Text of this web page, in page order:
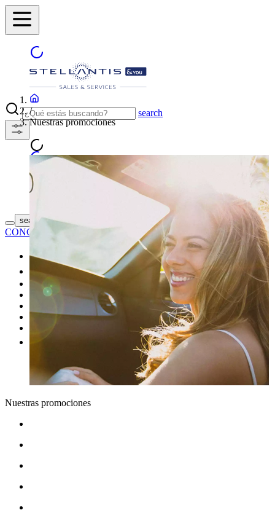
search
search button - icon
ENCUENTRA TU
CONCESIONARIO
Coches nuevos
Coches de segunda mano
Nuestras promociones
Nuestras marcas
Tasar coche gratis
Otros
/
Nuestras promociones
Nuestras promociones